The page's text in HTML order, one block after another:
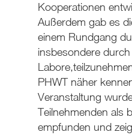
Kooperationen
Außerdem gab es
einem Rundgang
insbesondere durch
PHWT näher
Veranstaltung
Teilnehmenden als
empfunden und